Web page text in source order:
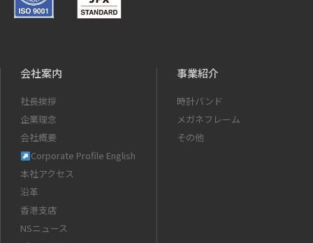
会社案内
社長挨拶
企業理念
会社概要
Corporate Profile English
本社アクセス
沿革
香港支店
NSニュース
事業紹介
時計バンド
メガネフレーム
その他